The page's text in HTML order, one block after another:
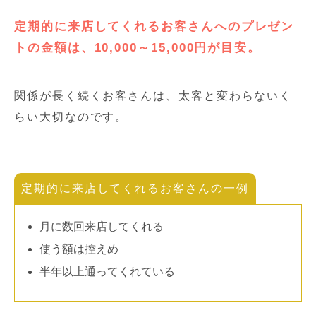
定期的に来店してくれるお客さんへのプレゼン
トの金額は、10,000～15,000円が目安。
関係が長く続くお客さんは、太客と変わらないく
らい大切なのです。
定期的に来店してくれるお客さんの一例
月に数回来店してくれる
使う額は控えめ
半年以上通ってくれている